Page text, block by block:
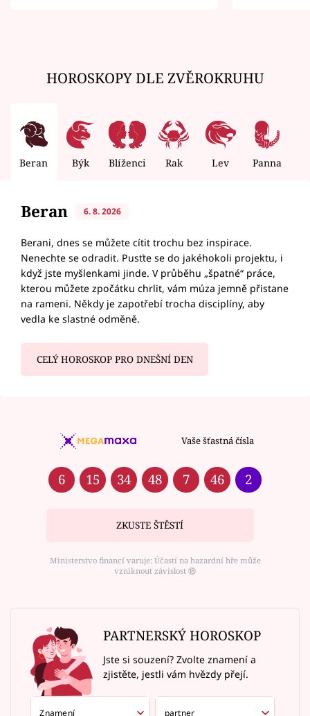
HOROSKOPY DLE ZVĚROKRUHU
Beran Býk Blíženci Rak Lev Panna
Beran 6. 8. 2026
Berani, dnes se můžete cítit trochu bez inspirace.
Nenechte se odradit. Pusťte se do jakéhokoli projektu, i
když jste myšlenkami jinde. V průběhu „špatné“ práce,
kterou můžete zpočátku chrlit, vám múza jemně přistane
na rameni. Někdy je zapotřebí trocha disciplíny, aby
vedla ke slastné odměně.
CELÝ HOROSKOP PRO DNEŠNÍ DEN
Vaše šťastná čísla
6 15 34 48 7 46 2
ZKUSTE ŠTĚSTÍ
Ministerstvo financí varuje: Účastí na hazardní hře může
vzniknout závislost ⑱
PARTNERSKÝ HOROSKOP
Jste si souzení? Zvolte znamení a
zjistěte, jestli vám hvězdy přejí.